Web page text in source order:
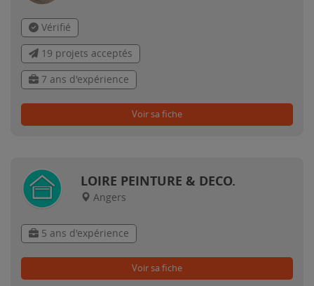
Vérifié
19 projets acceptés
7 ans d'expérience
Voir sa fiche
LOIRE PEINTURE & DECO.
Angers
5 ans d'expérience
Voir sa fiche